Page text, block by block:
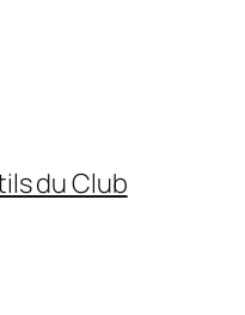
du Club